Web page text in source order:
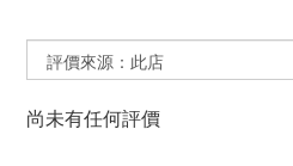
尚未有任何評價